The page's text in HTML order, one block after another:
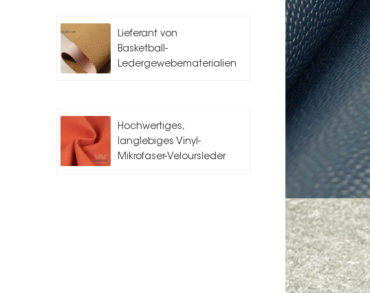
Lieferant von
Basketball-
Ledergewebematerialien
Hochwertiges,
langlebiges Vinyl-
Mikrofaser-Veloursleder